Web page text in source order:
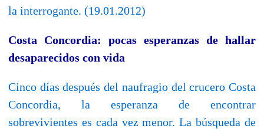
la interrogante. (19.01.2012)
Costa Concordia: pocas esperanzas de hallar
desaparecidos con vida
Cinco días después del naufragio del crucero Costa
Concordia, la esperanza de encontrar
sobrevivientes es cada vez menor. La búsqueda de